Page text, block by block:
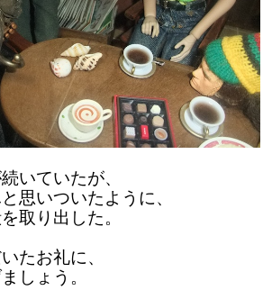
いていたが、
思いついたように、
取り出した。
たお礼に、
しょう。